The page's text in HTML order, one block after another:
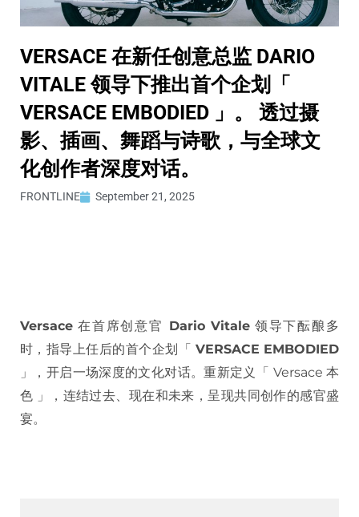
VERSACE 在新任创意总监 DARIO
VITALE 领导下推出首个企划「
VERSACE EMBODIED 」。 透过摄
影、插画、舞蹈与诗歌，与全球文
化创作者深度对话。
FRONTLINE September 21, 2025
Versace 在首席创意官 Dario Vitale领导下酝酿多
时，指导上任后的首个企划「 VERSACE EMBODIED
」，开启一场深度的文化对话。重新定义「 Versace 本
色 」，连结过去、现在和未来，呈现共同创作的感官盛
宴。